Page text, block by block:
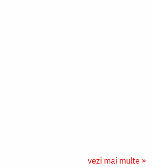
vezi mai multe »